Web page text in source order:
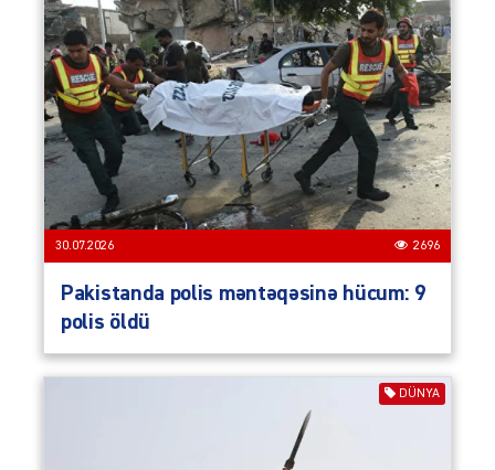
30.07.2026 2696
Pakistanda polis məntəqəsinə hücum: 9
polis öldü
DÜNYA